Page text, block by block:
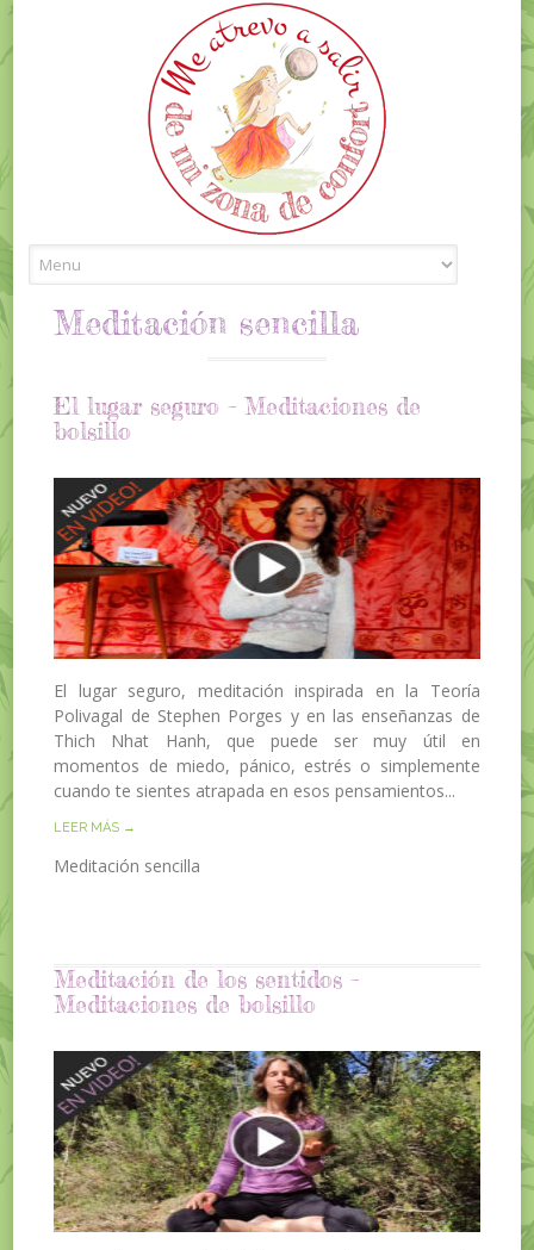
Meditación sencilla
El lugar seguro – Meditaciones de
bolsillo
El lugar seguro, meditación inspirada en la Teoría
Polivagal de Stephen Porges y en las enseñanzas de
Thich Nhat Hanh, que puede ser muy útil en
momentos de miedo, pánico, estrés o simplemente
cuando te sientes atrapada en esos pensamientos...
LEER MÁS →
Meditación sencilla
Meditación de los sentidos –
Meditaciones de bolsillo